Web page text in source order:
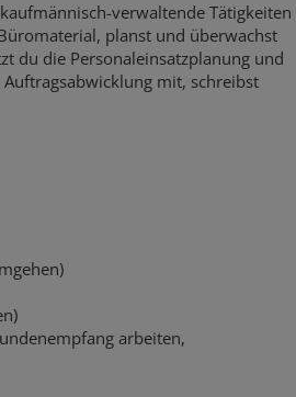
verwaltende Tätigkeiten
planst und überwachst
du die Personaleinsatzplanung und
mit, schreibst
arbeiten,